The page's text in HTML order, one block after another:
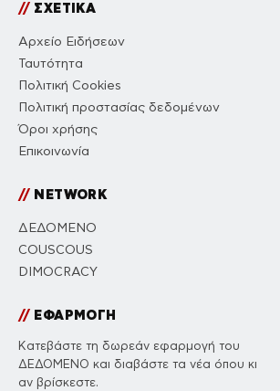
//ΣΧΕΤΙΚΑ
Αρχείο Ειδήσεων
Ταυτότητα
Πολιτική Cookies
Πολιτική προστασίας δεδομένων
Όροι χρήσης
Επικοινωνία
//NETWORK
ΔΕΔΟΜΕΝΟ
COUSCOUS
DIMOCRACY
//ΕΦΑΡΜΟΓΗ
Κατεβάστε τη δωρεάν εφαρμογή του
ΔΕΔΟΜΕΝΟ και διαβάστε τα νέα όπου κι
αν βρίσκεστε.